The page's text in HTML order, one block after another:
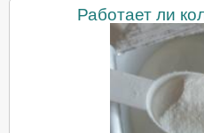
Работает ли